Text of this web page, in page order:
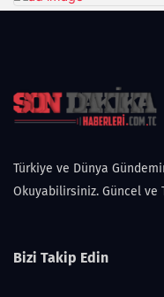
Türkiye ve Dünya
Okuyabilirsiniz. Güncel ve
Bizi Takip Edin